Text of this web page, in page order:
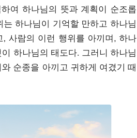
여 하나님의 뜻과 계획이 순조롭
하나님이 기억할 만하고 하나님
사람의 이런 행위를 아끼며, 하나
하나님의 태도다. 그러니 하나님
순종을 아끼고 귀하게 여겼기 때